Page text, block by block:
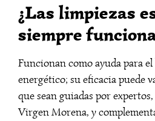
¿Las limpiezas
siempre
Funcionan como ayuda para
energético; su eficacia puede
que sean guiadas por
Virgen Morena, y